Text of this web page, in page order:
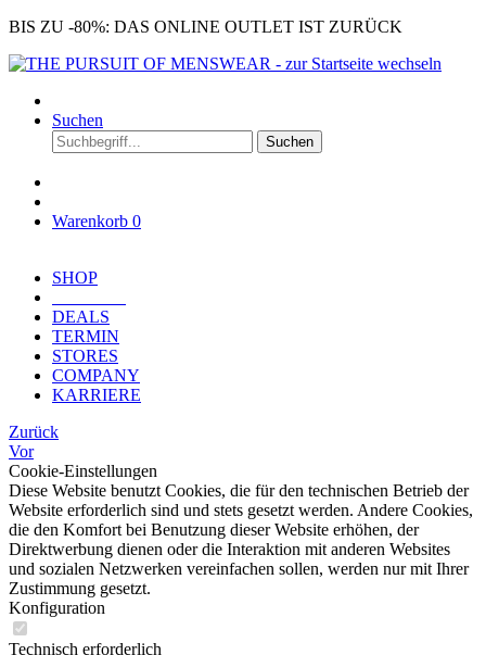
BIS ZU -80%: DAS ONLINE OUTLET IST ZURÜCK
Suchen
Suchen
Warenkorb 0
SHOP
DEALS
TERMIN
STORES
COMPANY
KARRIERE
Zurück
Vor
Cookie-Einstellungen
Diese Website benutzt Cookies, die für den technischen Betrieb der
Website erforderlich sind und stets gesetzt werden. Andere Cookies,
die den Komfort bei Benutzung dieser Website erhöhen, der
Direktwerbung dienen oder die Interaktion mit anderen Websites
und sozialen Netzwerken vereinfachen sollen, werden nur mit Ihrer
Zustimmung gesetzt.
Konfiguration
Technisch erforderlich